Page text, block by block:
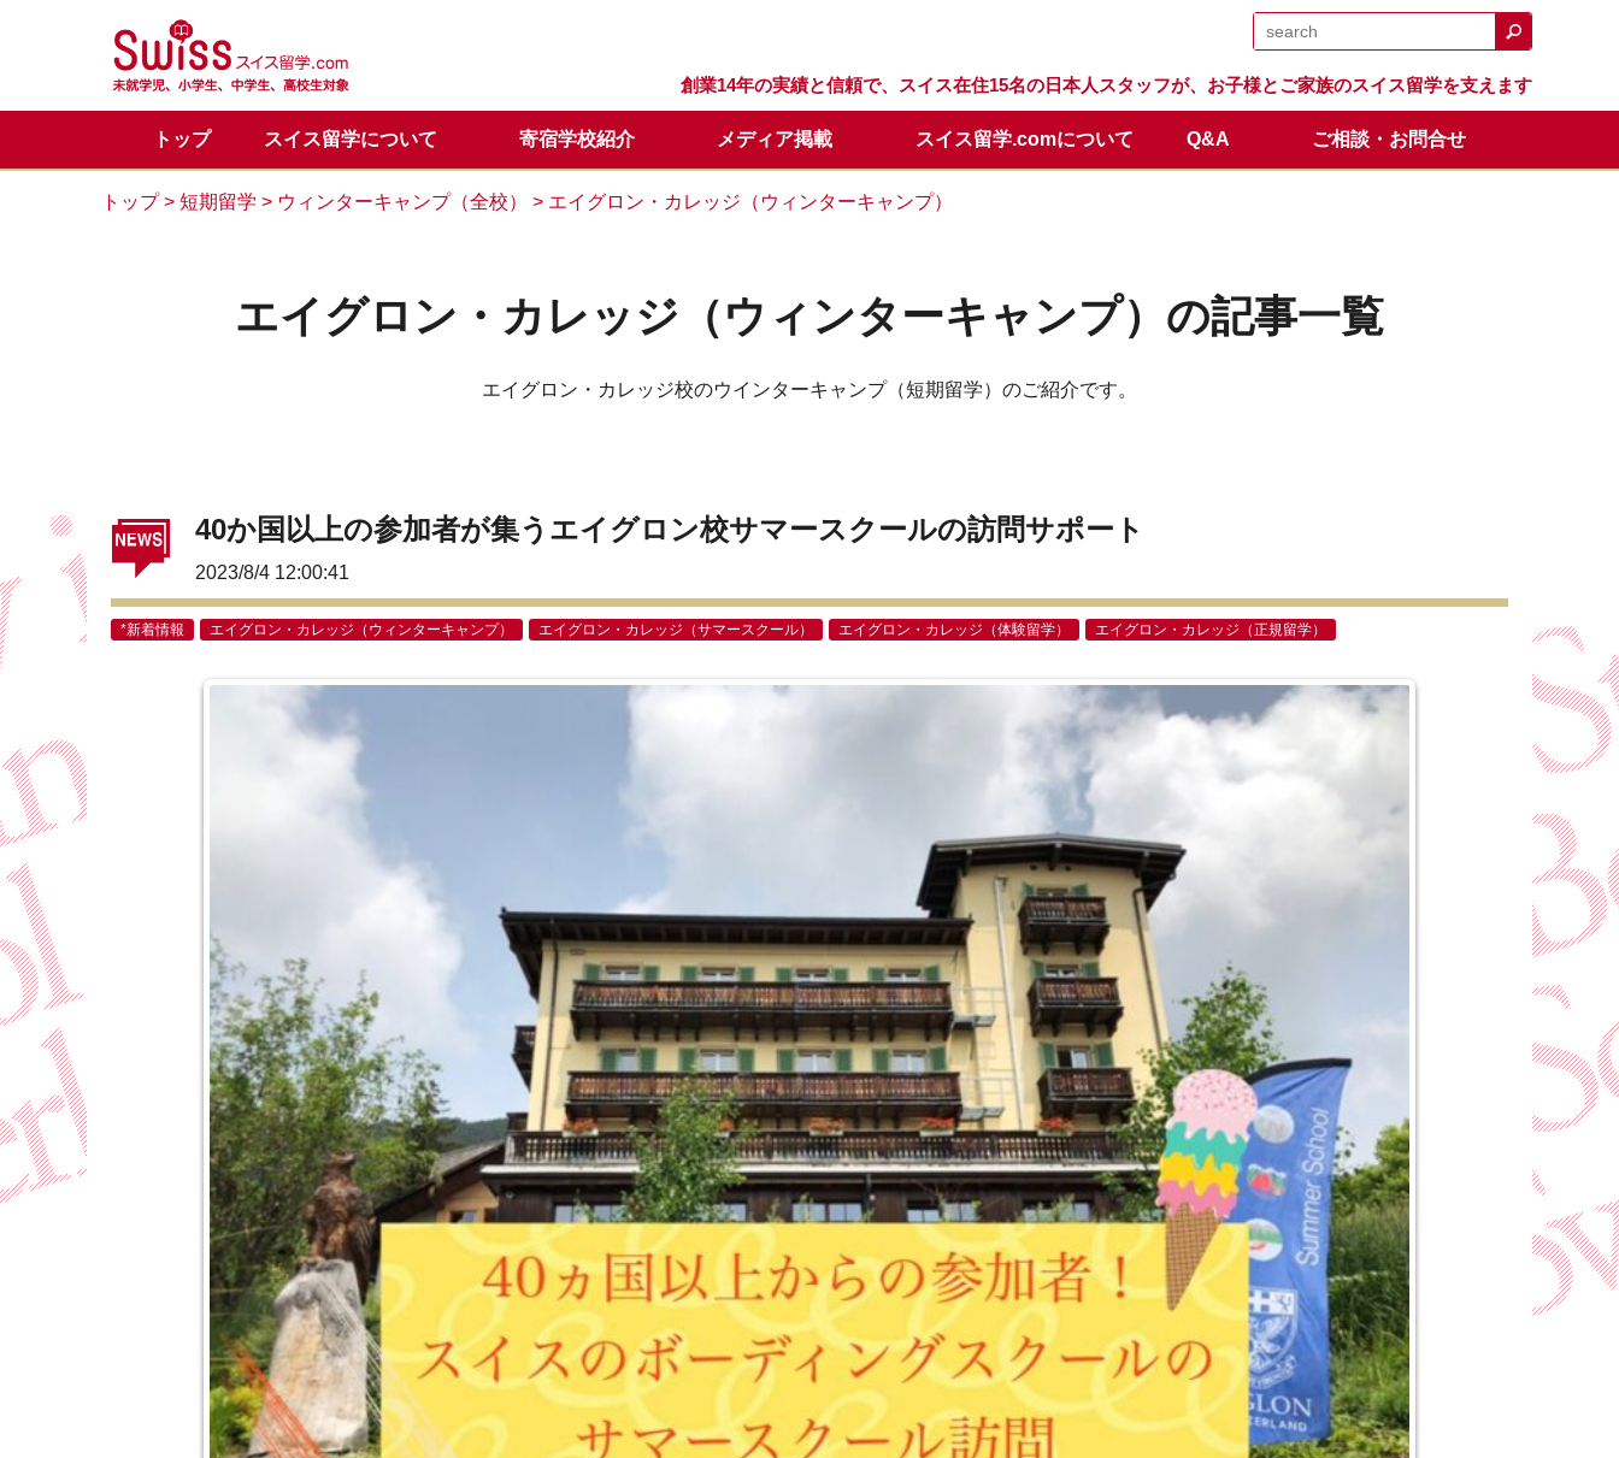
創業14年の実績と信頼で、スイス在住15名の日本人スタッフが、お子様とご家族のスイス留学を支えます
トップ スイス留学について
スイス留学の魅力 目的別留学プログラム 留学の流れ
寄宿学校紹介
正規留学 サマースクール ウィンターキャンプ
メディア掲載
メディア掲載一覧
スイス留学.comについて
代表からのご挨拶 スイス留学.comが選ばれる理由 スタッフ紹介
Q&A
正規留学Q&A サマースクールQ&A 留学開始時期について
ご相談・お問合せ
お問い合わせ カウンセリング 日本での説明会・個別面談日程
トップ> 短期留学 > ウィンターキャンプ（全校） > エイグロン・カレッジ（ウィンターキャンプ）
エイグロン・カレッジ（ウィンターキャンプ）の記事一覧
エイグロン・カレッジ校のウインターキャンプ（短期留学）のご紹介です。
40か国以上の参加者が集うエイグロン校サマースクールの訪問サポート
2023/8/4 12:00:41
*新着情報 エイグロン・カレッジ（ウィンターキャンプ） エイグロン・カレッジ（サマースクール） エイグロン・カレッジ（体験留学） エイグロン・カレッジ（正規留学）